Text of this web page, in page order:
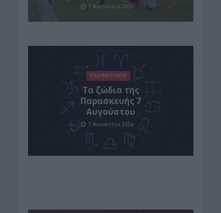
7 Αυγούστου 2026
ΕΝΔΙΑΦΕΡΟΝΤΑ
Tα ζώδια της
Παρασκευής 7
Αυγούστου
7 Αυγούστου 2026